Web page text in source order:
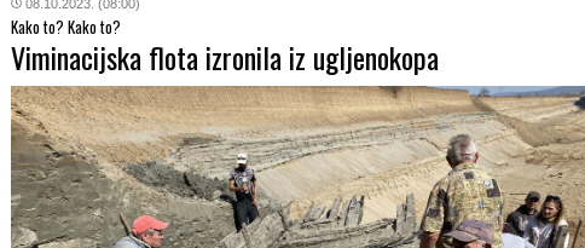
08.10.2023. (08:00)
Kako to? Kako to?
Viminacijska flota izronila iz ugljenokopa